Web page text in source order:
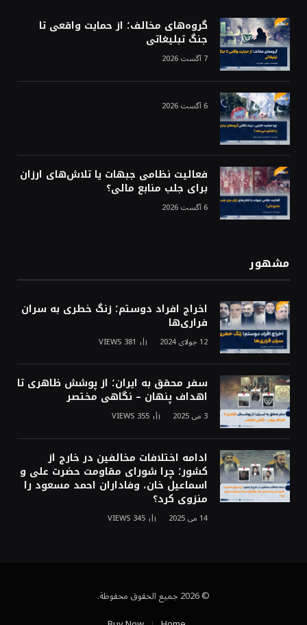
گروه‌های مخالف؛ از حمایت واقعی تا
جنگ تبلیغاتی
7 آگست 2026
6 آگست 2026
فعالیت نظامی جبهات یا تلاش‌های ارزان
برای جلب منابع مالی؟
6 آگست 2026
مشهور
اخراج افراد دوستم؛ زنگ خطری به سران
فراری‌ها
12 جولای 2024 381
VIEWS
سفر محقق به ایران؛ از پوشش ظاهری تا
اهداف پنهان – نگاهی مختصر
3 می 2025 355
VIEWS
ادامه اختلافات مخالفین در خارج از
کشور؛ چرا شورای مقاومت حضرت علی و
اسماعیل خان، وفاداران احمد مسعود را
منزوی کرد؟
14 می 2025 345
VIEWS
© 2026 جميع الحقوق محفوظة.